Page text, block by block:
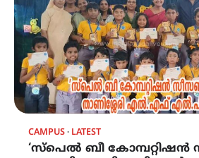
CAMPUS LATEST
‘സ്പെൽ ബീ കോമ്പറ്റിഷൻ